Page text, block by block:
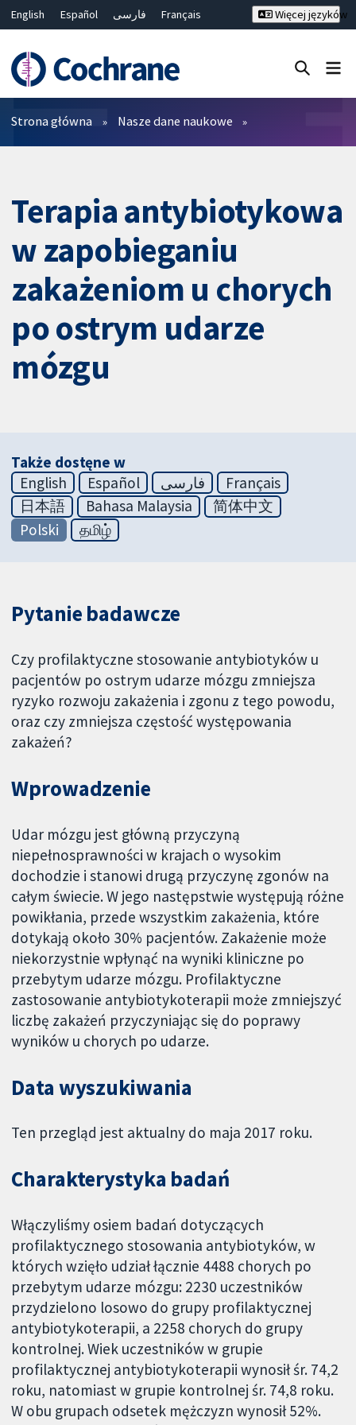
English Español فارسی
Français
Bahasa Malaysia
ไทย
繁體中文
简体中文
Więcej języków
Filtry
Strona główna Nasze dane naukowe
Terapia antybiotykowa
w zapobieganiu
zakażeniom u chorych
po ostrym udarze
mózgu
Także dostęne w
English
Español فارسی
Français
日本語
Bahasa Malaysia
简体中文
Polski
தமிழ்
Pytanie badawcze
Czy profilaktyczne stosowanie antybiotyków u
pacjentów po ostrym udarze mózgu zmniejsza
ryzyko rozwoju zakażenia i zgonu z tego powodu,
oraz czy zmniejsza częstość występowania
zakażeń?
Wprowadzenie
Udar mózgu jest główną przyczyną
niepełnosprawności w krajach o wysokim
dochodzie i stanowi drugą przyczynę zgonów na
całym świecie. W jego następstwie występują różne
powikłania, przede wszystkim zakażenia, które
dotykają około 30% pacjentów. Zakażenie może
niekorzystnie wpłynąć na wyniki kliniczne po
przebytym udarze mózgu. Profilaktyczne
zastosowanie antybiotykoterapii może zmniejszyć
liczbę zakażeń przyczyniając się do poprawy
wyników u chorych po udarze.
Data wyszukiwania
Ten przegląd jest aktualny do maja 2017 roku.
Charakterystyka badań
Włączyliśmy osiem badań dotyczących
profilaktycznego stosowania antybiotyków, w
których wzięło udział łącznie 4488 chorych po
przebytym udarze mózgu: 2230 uczestników
przydzielono losowo do grupy profilaktycznej
antybiotykoterapii, a 2258 chorych do grupy
kontrolnej. Wiek uczestników w grupie
profilaktycznej antybiotykoterapii wynosił śr. 74,2
roku, natomiast w grupie kontrolnej śr. 74,8 roku.
W obu grupach odsetek mężczyzn wynosił 52%.